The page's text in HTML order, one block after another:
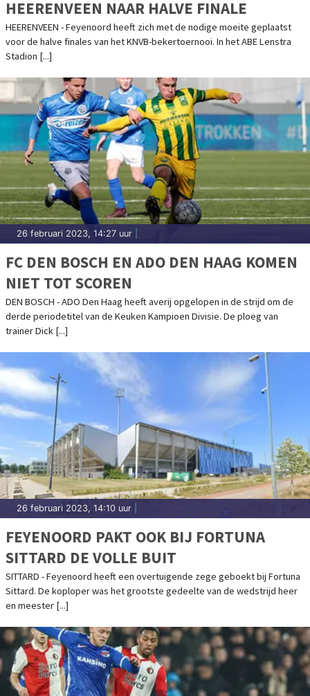
HEERENVEEN NAAR HALVE FINALE
HEERENVEEN - Feyenoord heeft zich met de nodige moeite geplaatst
voor de halve finales van het KNVB-bekertoernooi. In het ABE Lenstra
Stadion [...]
26 februari 2023, 14:27 uur
FC DEN BOSCH EN ADO DEN HAAG KOMEN
NIET TOT SCOREN
DEN BOSCH - ADO Den Haag heeft averij opgelopen in de strijd om de
derde periodetitel van de Keuken Kampioen Divisie. De ploeg van
trainer Dick [...]
26 februari 2023, 14:10 uur
FEYENOORD PAKT OOK BIJ FORTUNA
SITTARD DE VOLLE BUIT
SITTARD - Feyenoord heeft een overtuigende zege geboekt bij Fortuna
Sittard. De koploper was het grootste gedeelte van de wedstrijd heer
en meester [...]